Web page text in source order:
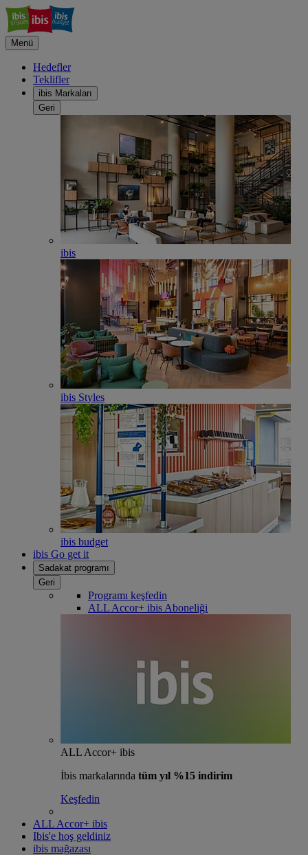
Menü
Hedefler
Teklifler
ibis Markaları
Geri
ibis
ibis Styles
ibis budget
ibis Go get it
Sadakat programı
Geri
Programı keşfedin
ALL Accor+ ibis Aboneliği
ALL Accor+ ibis
İbis markalarında tüm yıl %15 indirim
Keşfedin
ALL Accor+ ibis
Ibis'e hoş geldiniz
ibis mağazası